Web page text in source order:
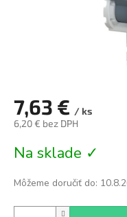
7,63 € / ks
6,20 € bez DPH
cena:
Na sklade ✓
Môžeme doručiť do: